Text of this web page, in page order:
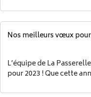
Nos meilleurs vœux pour
L’équipe de La
pour 2023 ! Que cette